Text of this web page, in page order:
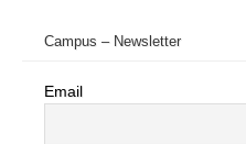
Campus – Newsletter
Email